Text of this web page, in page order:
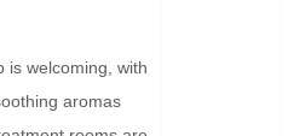
is welcoming, with
aromas